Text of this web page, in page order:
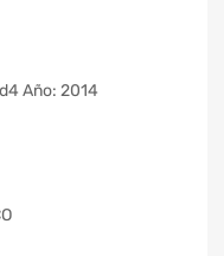
Año: 2014